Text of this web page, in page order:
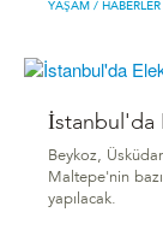
YAŞAM / HABERLER
İstanbul'da
Beykoz,
Maltepe'nin
yapılacak.